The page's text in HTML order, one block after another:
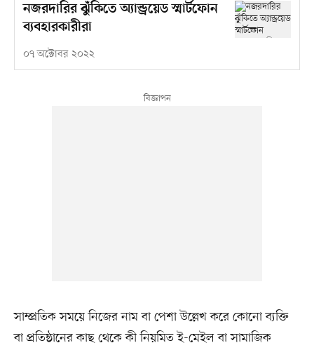
নজরদারির ঝুঁকিতে অ্যান্ড্রয়েড স্মার্টফোন
ব্যবহারকারীরা
০৭ অক্টোবর ২০২২
সাম্প্রতিক সময়ে নিজের নাম বা পেশা উল্লেখ করে কোনো ব্যক্তি
বা প্রতিষ্ঠানের কাছ থেকে কী নিয়মিত ই-মেইল বা সামাজিক